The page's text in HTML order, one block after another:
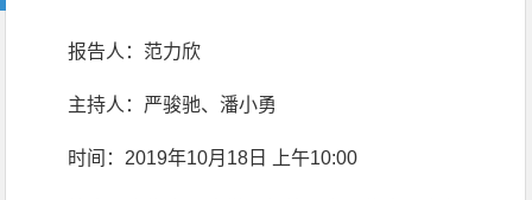
报告人：范力欣
主持人：严骏驰、潘小勇
时间：2019年10月18日 上午10:00